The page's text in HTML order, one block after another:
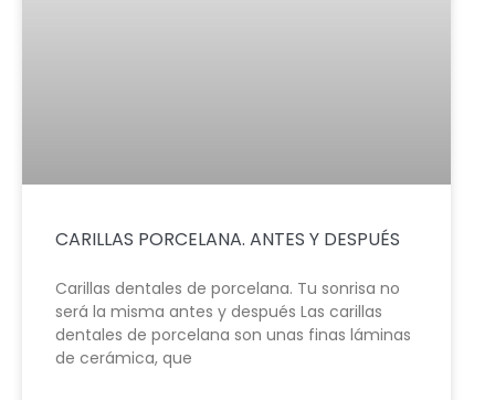
CARILLAS PORCELANA. ANTES Y DESPUÉS
Carillas dentales de porcelana. Tu sonrisa no
será la misma antes y después Las carillas
dentales de porcelana son unas finas láminas
de cerámica, que